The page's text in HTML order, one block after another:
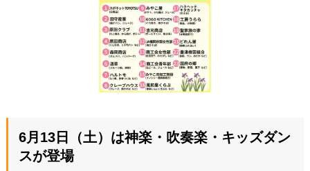
6月13日（土）は神楽・吹奏楽・キッズダン
スが登場